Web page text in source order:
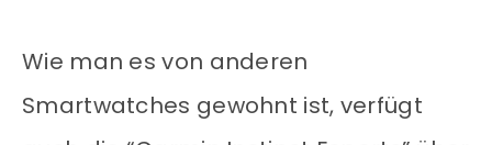
Wie man es von anderen
Smartwatches gewohnt ist, verfügt